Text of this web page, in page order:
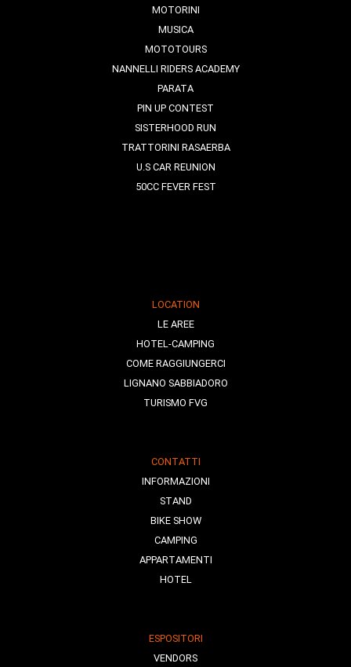
MOTORINI
MUSICA
MOTOTOURS
NANNELLI RIDERS ACADEMY
PARATA
PIN UP CONTEST
SISTERHOOD RUN
TRATTORINI RASAERBA
U.S CAR REUNION
50CC FEVER FEST
LOCATION
LE AREE
HOTEL-CAMPING
COME RAGGIUNGERCI
LIGNANO SABBIADORO
TURISMO FVG
CONTATTI
INFORMAZIONI
STAND
BIKE SHOW
CAMPING
APPARTAMENTI
HOTEL
ESPOSITORI
VENDORS